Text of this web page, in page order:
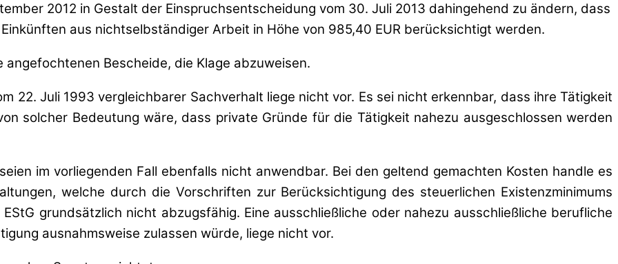
2012 in Gestalt der Einspruchsentscheidung vom 30. Juli 2013 dahingehend zu ändern, dass
aus nichtselbständiger Arbeit in Höhe von 985,40 EUR berücksichtigt werden.
Bescheide, die Klage abzuweisen.
22. Juli 1993 vergleichbarer Sachverhalt liege nicht vor. Es sei nicht erkennbar, dass ihre Tätigkeit
solcher Bedeutung wäre, dass private Gründe für die Tätigkeit nahezu ausgeschlossen werden
im vorliegenden Fall ebenfalls nicht anwendbar. Bei den geltend gemachten Kosten handle es
welche durch die Vorschriften zur Berücksichtigung des steuerlichen Existenzminimums
grundsätzlich nicht abzugsfähig. Eine ausschließliche oder nahezu ausschließliche berufliche
ausnahmsweise zulassen würde, liege nicht vor.